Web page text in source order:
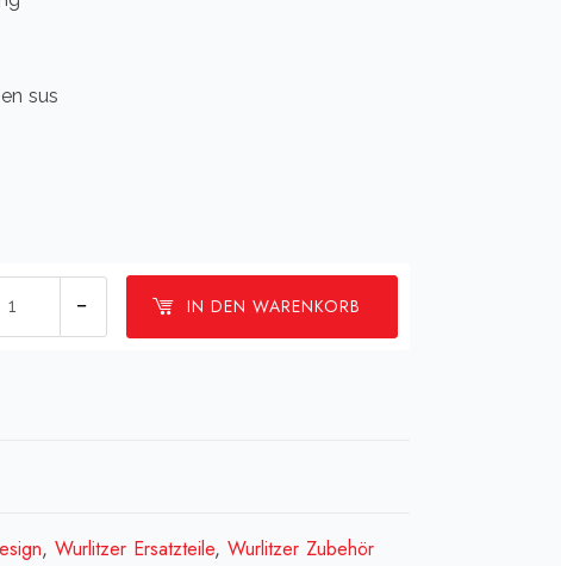
sus
IN DEN WARENKORB
, Wurlitzer Ersatzteile, Wurlitzer Zubehör